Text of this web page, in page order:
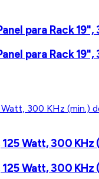
para Rack
para Rack
Watt, 300
Watt, 300